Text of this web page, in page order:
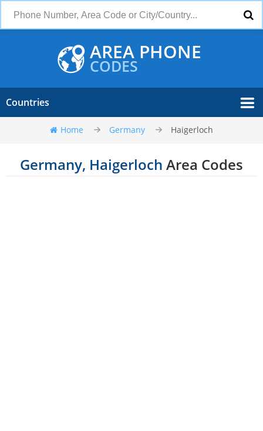
AREA PHONE
CODES
Countries
Home Germany Haigerloch
Germany, Haigerloch Area Codes